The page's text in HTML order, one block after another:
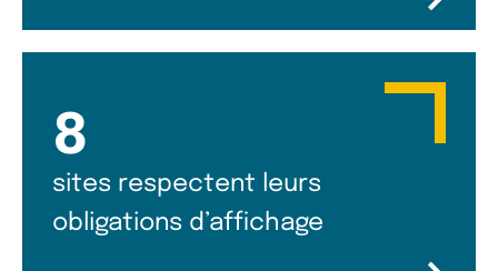
8
sites respectent leurs
obligations d’affichage